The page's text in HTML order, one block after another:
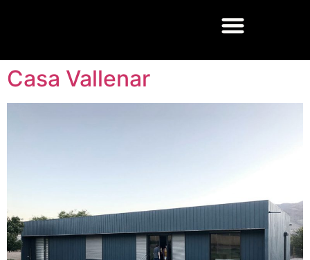
Casa Vallenar